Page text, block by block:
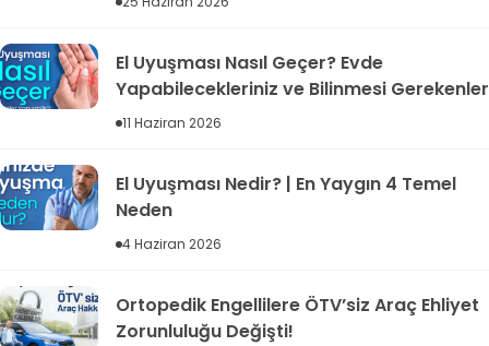
El Uyuşması Nasıl Geçer? Evde
Yapabilecekleriniz ve Bilinmesi Gerekenler
11 Haziran 2026
El Uyuşması Nedir? | En Yaygın 4 Temel
Neden
4 Haziran 2026
Ortopedik Engellilere ÖTV’siz Araç Ehliyet
Zorunluluğu Değişti!